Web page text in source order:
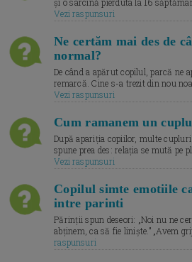
și o sarcină pierduta la 16
Vezi raspunsuri
Ne certăm mai des de
normal?
De când a apărut copilul, parcă ne
remarcă. Cine s-a trezit din nou
Vezi raspunsuri
Cum ramanem un
După apariția copiilor, multe cupluri
spune prea des: relația se mută pe
Vezi raspunsuri
Copilul simte emotiile
intre parinti
Părinții spun deseori: „Noi nu ne
abținem, ca să fie liniște.” „Avem
raspunsuri